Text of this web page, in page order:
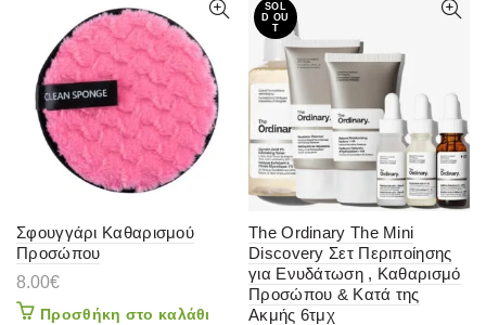
Σφουγγάρι Καθαρισμού
Προσώπου
8.00€
Προσθήκη στο καλάθι
SOL
D OU
T
The Ordinary The Mini
Discovery Σετ Περιποίησης
για Ενυδάτωση , Καθαρισμό
Προσώπου & Κατά της
Ακμής 6τμχ